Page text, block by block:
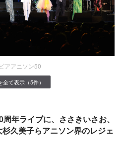
アアニソン50
全て表示（5件）
周年​ライブ​に​、 ささきいさお、
久美子らアニソン界のレジェ